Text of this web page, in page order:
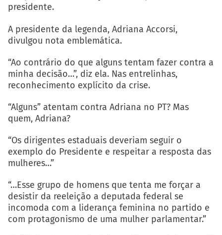
presidente.
A presidente da legenda, Adriana Accorsi,
divulgou nota emblemática.
“Ao contrário do que alguns tentam fazer contra a
minha decisão…”, diz ela. Nas entrelinhas,
reconhecimento explícito da crise.
“Alguns” atentam contra Adriana no PT? Mas
quem, Adriana?
“Os dirigentes estaduais deveriam seguir o
exemplo do Presidente e respeitar a resposta das
mulheres…”
“…Esse grupo de homens que tenta me forçar a
desistir da reeleição a deputada federal se
incomoda com a liderança feminina no partido e
com protagonismo de uma mulher parlamentar.”